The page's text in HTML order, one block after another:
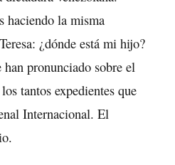
haciendo la misma
¿dónde está mi hijo?
pronunciado sobre el
tantos expedientes que
Internacional. El